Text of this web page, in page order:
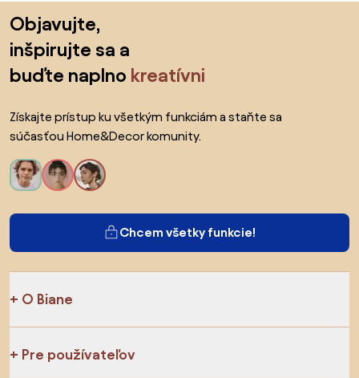
Objavujte,
inšpirujte sa a
buďte naplno kreatívni
Získajte prístup ku všetkým funkciám a staňte sa
súčasťou Home&Decor komunity.
Chcem všetky funkcie!
O Biane
Pre používateľov